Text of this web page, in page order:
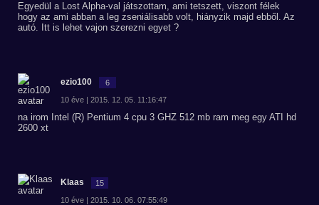
Egyedül a Lost Alpha-val játszottam, ami tetszett, viszont félek
hogy az ami abban a leg zseniálisabb volt, hiányzik majd ebből. Az
autó. Itt is lehet vajon szerezni egyet ?
ezio100 6
10 éve | 2015. 12. 05. 11:16:47
na irom Intel (R) Pentium 4 cpu 3 GHZ 512 mb ram meg egy ATI hd
2600 xt
Klaas 15
10 éve | 2015. 10. 06. 07:55:49